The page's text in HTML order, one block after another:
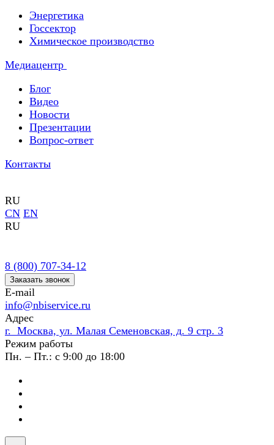
Энергетика
Госсектор
Химическое производство
Медиацентр
Блог
Видео
Новости
Презентации
Вопрос-ответ
Контакты
RU
CN EN
RU
8 (800) 707-34-12
Заказать звонок
E-mail
info@nbiservice.ru
Адрес
г. Москва, ул. Малая Семеновская, д. 9 стр. 3
Режим работы
Пн. – Пт.: с 9:00 до 18:00